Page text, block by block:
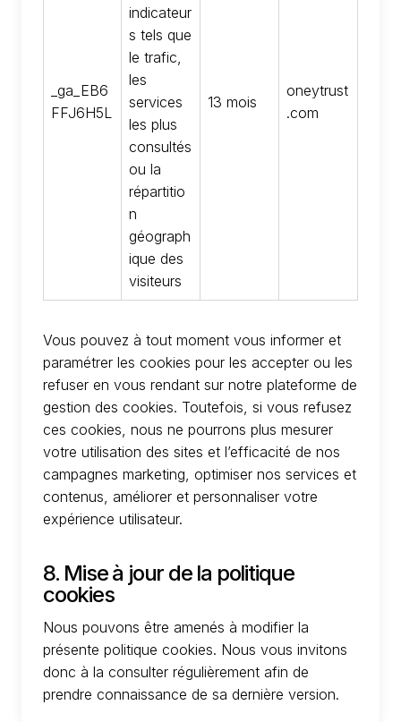
_ga_EB6
FFJ6H5L
indicateur
s tels que
le trafic,
les
services
les plus
consultés
ou la
répartitio
n
géograph
ique des
visiteurs
13 mois
oneytrust
.com
Vous pouvez à tout moment vous informer et
paramétrer les cookies pour les accepter ou les
refuser en vous rendant sur notre plateforme de
gestion des cookies. Toutefois, si vous refusez
ces cookies, nous ne pourrons plus mesurer
votre utilisation des sites et l’efficacité de nos
campagnes marketing, optimiser nos services et
contenus, améliorer et personnaliser votre
expérience utilisateur.
8. Mise à jour de la politique
cookies
Nous pouvons être amenés à modifier la
présente politique cookies. Nous vous invitons
donc à la consulter régulièrement afin de
prendre connaissance de sa dernière version.